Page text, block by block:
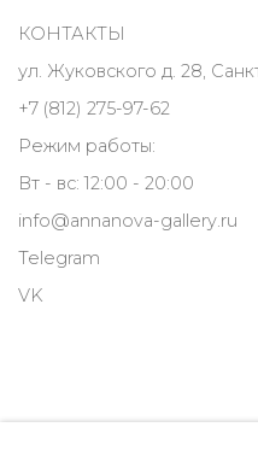
КОНТАКТЫ
ул. Жуковского д. 28,
+7 (812) 275-97-62
Режим работы:
Вт - вс: 12:00 - 20:00
info@annanova-gallery.ru
Telegram
VK